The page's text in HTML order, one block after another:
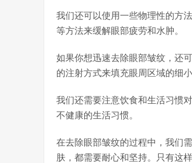
我们还可以使用一些物理性的方
等方法来缓解眼部疲劳和水肿。
如果你想迅速去除眼部皱纹，还
的注射方式来填充眼周区域的细小
我们还需要注意饮食和生活习惯
不健康的生活习惯。
在去除眼部皱纹的过程中，我们
肤，都需要耐心和坚持。只有这